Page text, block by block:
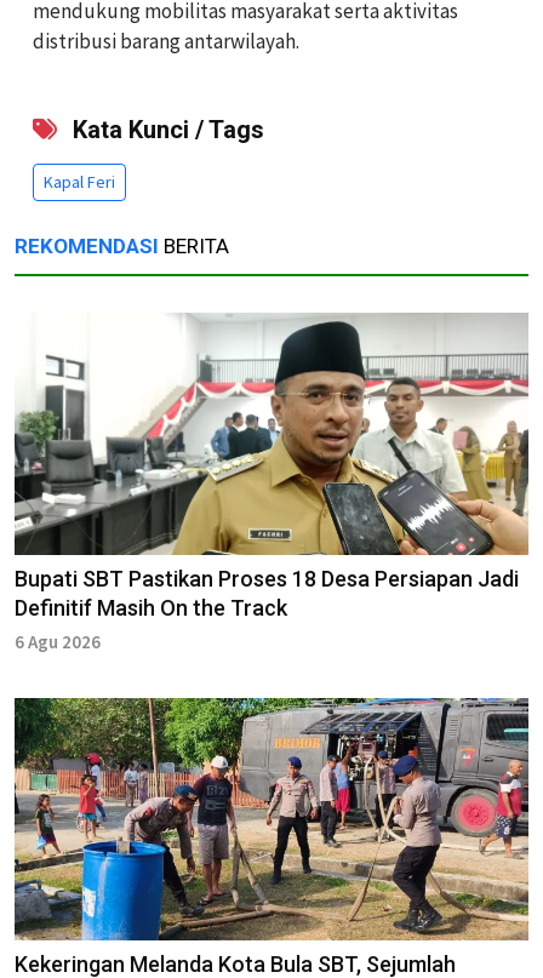
mendukung mobilitas masyarakat serta aktivitas
distribusi barang antarwilayah.
Kata Kunci / Tags
Kapal Feri
REKOMENDASI BERITA
Bupati SBT Pastikan Proses 18 Desa Persiapan Jadi
Definitif Masih On the Track
6 Agu 2026
Kekeringan Melanda Kota Bula SBT, Sejumlah